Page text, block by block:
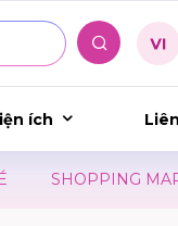
ích
MARATHON